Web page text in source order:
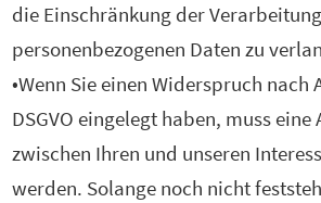
die Einschränkung der
personenbezogenen Daten zu
•Wenn Sie einen Widerspruch nach
DSGVO eingelegt haben, muss eine
zwischen Ihren und unseren
werden. Solange noch nicht